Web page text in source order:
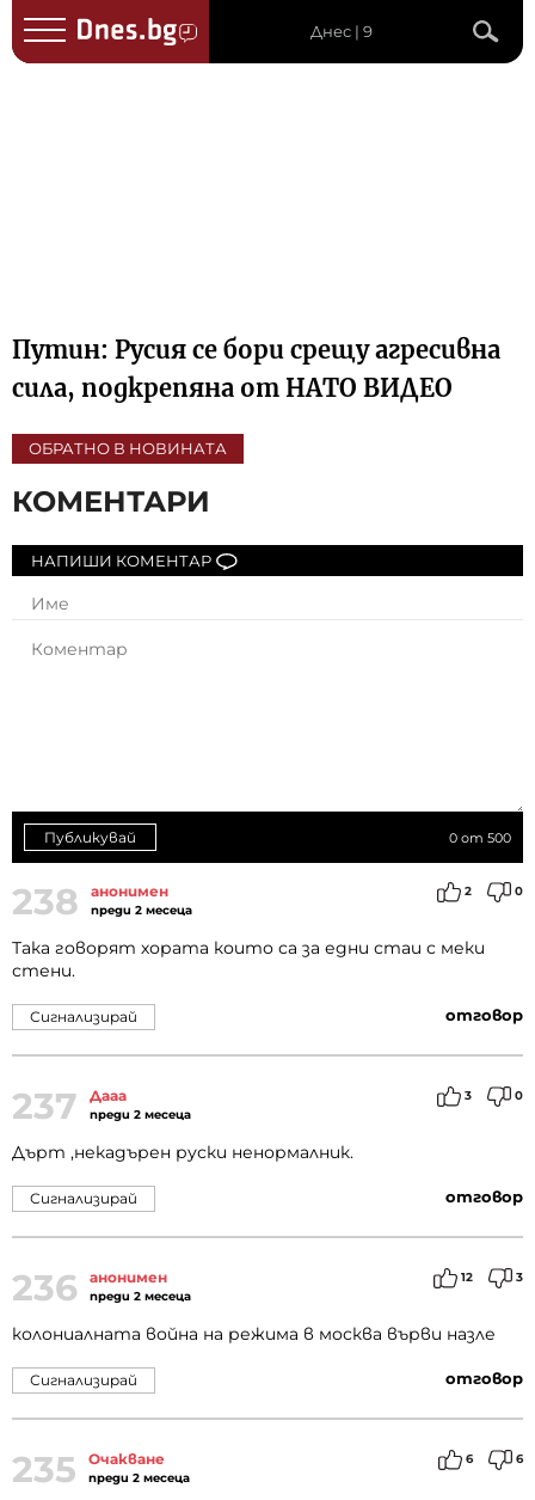
Днес | 9
Путин: Русия се бори срещу агресивна
сила, подкрепяна от НАТО ВИДЕО
ОБРАТНО В НОВИНАТА
КОМЕНТАРИ
НАПИШИ КОМЕНТАР
0 от 500
Публикувай
238 анонимен
преди 2 месеца
2 0
Така говорят хората които са за едни стаи с меки
стени.
отговор
Сигнализирай
237 Дааа
преди 2 месеца
3 0
Дърт ,некадърен руски ненормалник.
отговор
Сигнализирай
236 анонимен
преди 2 месеца
12 3
колониалната война на режима в москва върви назле
отговор
Сигнализирай
235 Очакване
преди 2 месеца
6 6